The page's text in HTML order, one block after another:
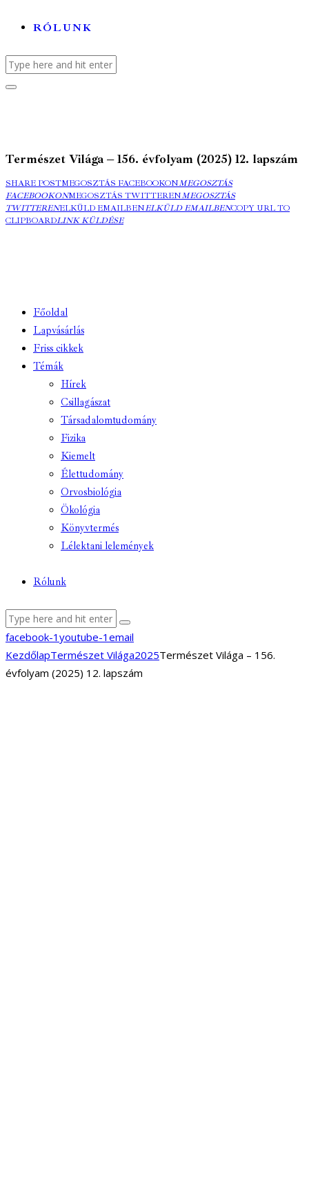
RÓLUNK
Természet Világa – 156. évfolyam (2025) 12. lapszám
SHARE POSTMEGOSZTÁS FACEBOOKONMEGOSZTÁS
FACEBOOKONMEGOSZTÁS TWITTERENMEGOSZTÁS
TWITTERENELKÜLD EMAILBENELKÜLD EMAILBENCOPY URL TO
CLIPBOARDLINK KÜLDÉSE
Főoldal
Lapvásárlás
Friss cikkek
Témák
Hírek
Csillagászat
Társadalomtudomány
Fizika
Kiemelt
Élettudomány
Orvosbiológia
Ökológia
Könyvtermés
Lélektani lelemények
Rólunk
facebook-1 youtube-1 email
KezdőlapTermészet Világa2025Természet Világa – 156.
évfolyam (2025) 12. lapszám